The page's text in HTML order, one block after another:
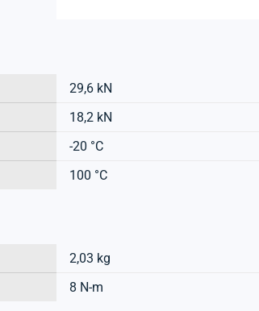
29,6 kN
18,2 kN
-20 °C
100 °C
2,03 kg
8 N-m